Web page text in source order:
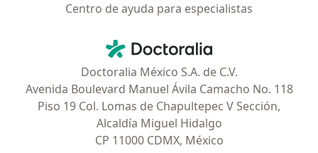
Centro de ayuda para especialistas
Doctoralia - Página de inicio
Doctoralia México S.A. de C.V.
Avenida Boulevard Manuel Ávila Camacho No. 118
Piso 19 Col. Lomas de Chapultepec V Sección,
Alcaldía Miguel Hidalgo
CP 11000 CDMX, México